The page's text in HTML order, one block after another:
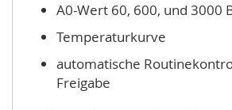
A0-Wert 60, 600, und 3000
Temperaturkurve
automatische
Freigabe